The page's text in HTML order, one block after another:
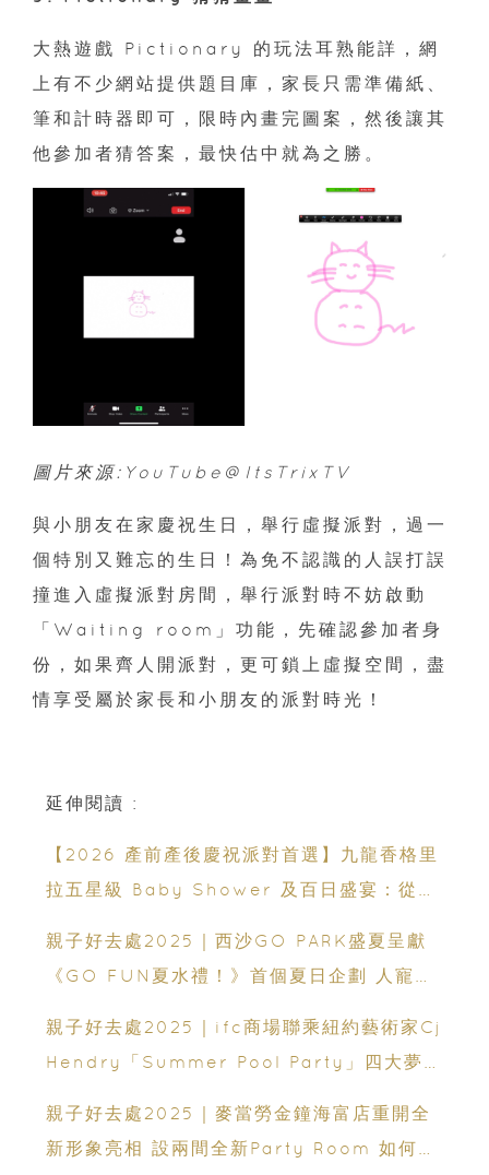
大熱遊戲 Pictionary 的玩法耳熟能詳，網
上有不少網站提供題目庫，家長只需準備紙、
筆和計時器即可，限時內畫完圖案，然後讓其
他參加者猜答案，最快估中就為之勝。
圖片來源:YouTube@ItsTrixTV
與小朋友在家慶祝生日，舉行虛擬派對，過一
個特別又難忘的生日！為免不認識的人誤打誤
撞進入虛擬派對房間，舉行派對時不妨啟動
「Waiting room」功能，先確認參加者身
份，如果齊人開派對，更可鎖上虛擬空間，盡
情享受屬於家長和小朋友的派對時光！
延伸閱讀 :
【2026 產前產後慶祝派對首選】九龍香格里
拉五星級 Baby Shower 及百日盛宴：從米
親子好去處2025｜西沙GO PARK盛夏呈獻
《GO FUN夏水禮！》首個夏日企劃 人寵同
親子好去處2025｜ifc商場聯乘紐約藝術家Cj
Hendry「Summer Pool Party」四大夢幻
親子好去處2025｜麥當勞金鐘海富店重開全
新形象亮相 設兩間全新Party Room 如何預